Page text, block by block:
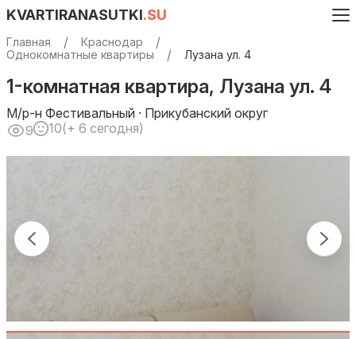
KVARTIRANASUTKI.SU
Главная
Краснодар
Однокомнатные квартиры
Лузана ул. 4
1-комнатная квартира, Лузана ул. 4
М/р-н Фестивальный · Прикубанский округ
9
10(+ 6 сегодня)